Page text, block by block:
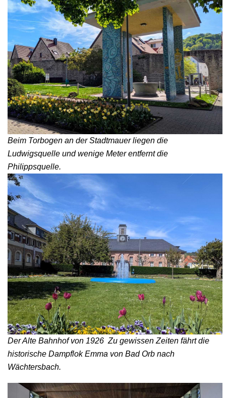
Beim Torbogen an der Stadtmauer liegen die
Ludwigsquelle und wenige Meter entfernt die
Philippsquelle.
Der Alte Bahnhof von 1926 Zu gewissen Zeiten fährt die
historische Dampflok Emma von Bad Orb nach
Wächtersbach.